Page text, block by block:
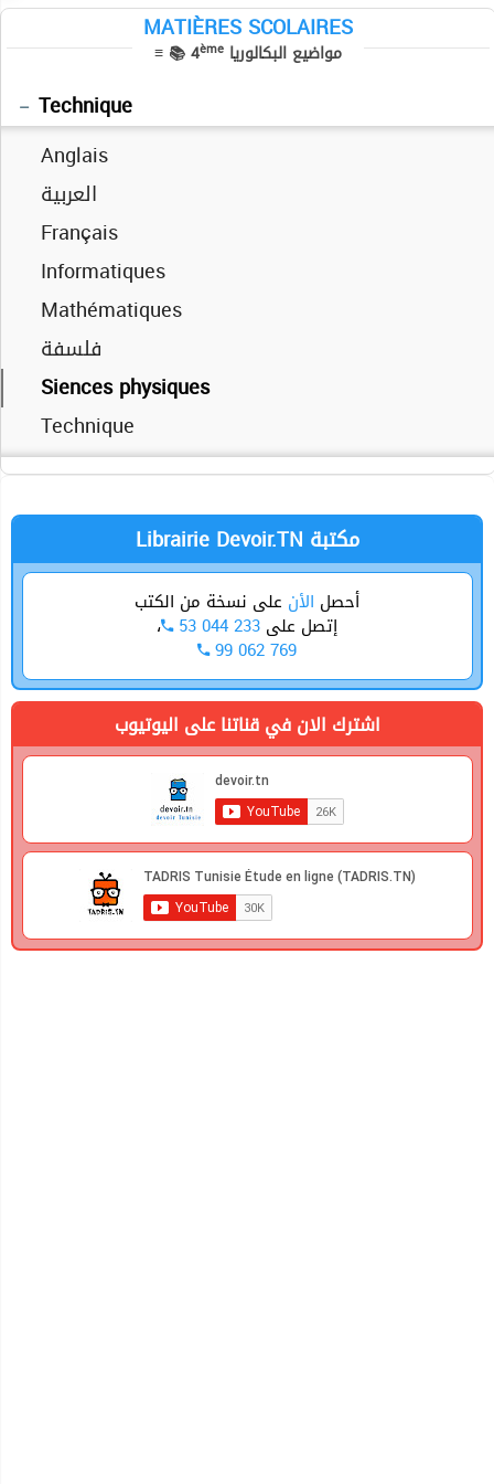
MATIÈRES SCOLAIRES
≡ 📚 4ème مواضيع البكالوريا
Informatique
Sciences exp
Siences physiques
Economie Gestion
Lettres
Mathématiques
Sport
Technique
Anglais
العربية
Français
Informatiques
Mathématiques
فلسفة
Siences physiques
Technique
Librairie Devoir.TN مكتبة
أحصل الأن على نسخة من الكتب
إتصل على 53 044 233 ،
99 062 769
اشترك الان في قناتنا على اليوتيوب